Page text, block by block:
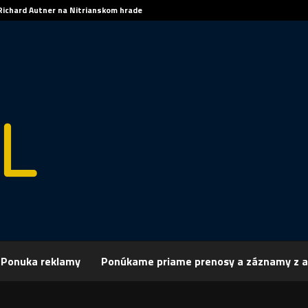
Autner na Nitrianskom hrade
Ponuka reklamy Ponúkame priame prenosy a záznamy z
Archív Publicistika REGIÓN: Trója aj pre detského diváka